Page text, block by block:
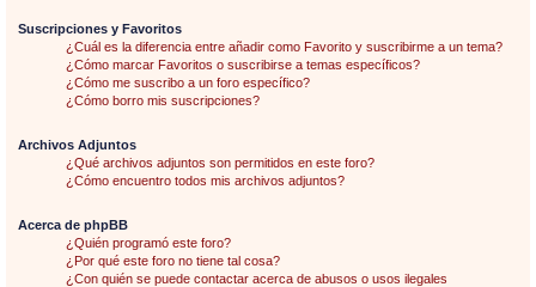
Suscripciones y Favoritos
¿Cuál es la diferencia entre añadir como Favorito y suscribirme a un tema?
¿Cómo marcar Favoritos o suscribirse a temas específicos?
¿Cómo me suscribo a un foro específico?
¿Cómo borro mis suscripciones?
Archivos Adjuntos
¿Qué archivos adjuntos son permitidos en este foro?
¿Cómo encuentro todos mis archivos adjuntos?
Acerca de phpBB
¿Quién programó este foro?
¿Por qué este foro no tiene tal cosa?
¿Con quién se puede contactar acerca de abusos o usos ilegales